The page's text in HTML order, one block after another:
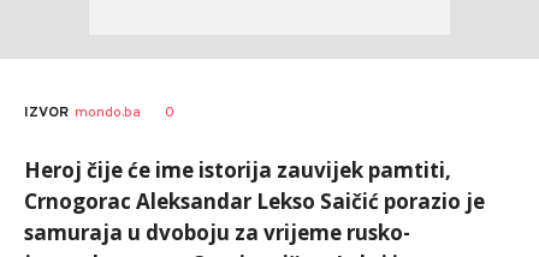
IZVOR mondo.ba 0
Heroj čije će ime istorija zauvijek pamtiti,
Crnogorac Aleksandar Lekso Saičić porazio je
samuraja u dvoboju za vrijeme rusko-